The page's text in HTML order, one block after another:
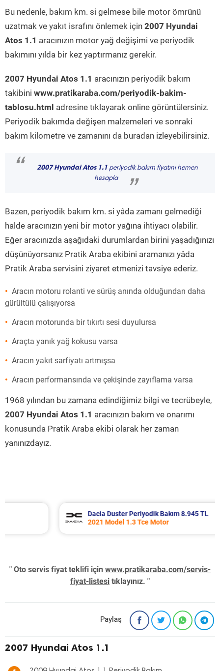
Bu nedenle, bakım km. si gelmese bile motor ömrünü
uzatmak ve yakıt israfını önlemek için 2007 Hyundai
Atos 1.1 aracınızın motor yağ değişimi ve periyodik
bakımını yılda bir kez yaptırmanız gerekir.
2007 Hyundai Atos 1.1 aracınızın periyodik bakım
takibini www.pratikaraba.com/periyodik-bakim-
tablosu.html adresine tıklayarak online görüntülersiniz.
Periyodik bakımda değişen malzemeleri ve sonraki
bakım kilometre ve zamanını da buradan izleyebilirsiniz.
“ 2007 Hyundai Atos 1.1 periyodik bakım fiyatını hemen
hesapla
”
Bazen, periyodik bakım km. si yâda zamanı gelmediği
halde aracınızın yeni bir motor yağına ihtiyacı olabilir.
Eğer aracınızda aşağıdaki durumlardan birini yaşadığınızı
düşünüyorsanız Pratik Araba ekibini aramanızı yâda
Pratik Araba servisini ziyaret etmenizi tavsiye ederiz.
Aracın motoru rolanti ve sürüş anında olduğundan daha
gürültülü çalışıyorsa
Aracın motorunda bir tıkırtı sesi duyulursa
Araçta yanık yağ kokusu varsa
Aracın yakıt sarfiyatı artmışsa
Aracın performansında ve çekişinde zayıflama varsa
1968 yılından bu zamana edindiğimiz bilgi ve tecrübeyle,
2007 Hyundai Atos 1.1 aracınızın bakım ve onarımı
konusunda Pratik Araba ekibi olarak her zaman
yanınızdayız.
Dacia Duster Periyodik Bakım 8.945 TL
2021 Model 1.3 Tce Motor
" Oto servis fiyat teklifi için www.pratikaraba.com/servis-
fiyat-listesi tıklayınız. "
Paylaş
2007 Hyundai Atos 1.1